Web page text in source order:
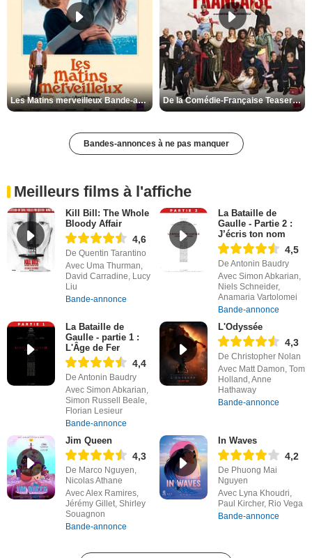
Les Matins merveilleux Bande-annonce VF De la Comédie-Française Teaser VF
Bandes-annonces à ne pas manquer
Meilleurs films à l'affiche
Kill Bill: The Whole
Bloody Affair
4,6
De Quentin Tarantino
Avec Uma Thurman,
David Carradine, Lucy
Liu
Bande-annonce
La Bataille de
Gaulle - Partie 2 :
J’écris ton nom
4,5
De Antonin Baudry
Avec Simon Abkarian,
Niels Schneider,
Anamaria Vartolomei
Bande-annonce
La Bataille de
Gaulle - partie 1 :
L'Âge de Fer
4,4
De Antonin Baudry
Avec Simon Abkarian,
Simon Russell Beale,
Florian Lesieur
Bande-annonce
L'Odyssée
4,3
De Christopher Nolan
Avec Matt Damon, Tom
Holland, Anne
Hathaway
Bande-annonce
Jim Queen
4,3
De Marco Nguyen,
Nicolas Athane
Avec Alex Ramires,
Jérémy Gillet, Shirley
Souagnon
Bande-annonce
In Waves
4,2
De Phuong Mai
Nguyen
Avec Lyna Khoudri,
Paul Kircher, Rio Vega
Bande-annonce